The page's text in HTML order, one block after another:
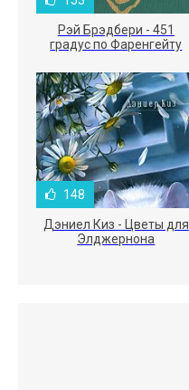
Рэй Брэдбери - 451
градус по Фаренгейту
148
Дэниел Киз - Цветы для
Элджернона